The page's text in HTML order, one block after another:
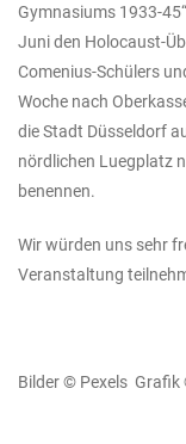
Gymnasiums 1933-
Juni den Holocaust-
Comenius-Schülers
Woche nach
die Stadt Düsseldorf
nördlichen Luegplatz
benennen.
Wir würden uns sehr
Veranstaltung
Bilder © Pexels Grafik